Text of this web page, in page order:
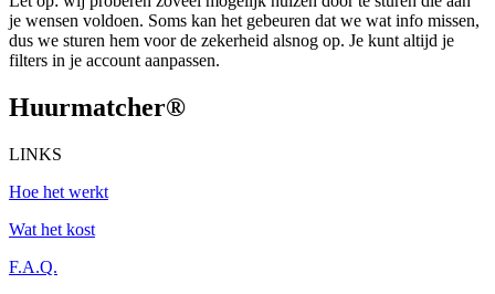
je wensen voldoen. Soms kan het gebeuren dat we wat info missen,
dus we sturen hem voor de zekerheid alsnog op. Je kunt altijd je
filters in je account aanpassen.
Huurmatcher®
LINKS
Hoe het werkt
Wat het kost
F.A.Q.